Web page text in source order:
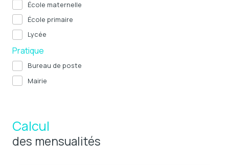
École maternelle
École primaire
Lycée
Pratique
Bureau de poste
Mairie
Calcul
des mensualités